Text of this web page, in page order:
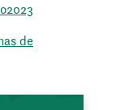
de